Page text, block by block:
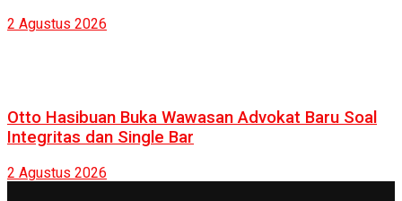
2 Agustus 2026
Otto Hasibuan Buka Wawasan Advokat Baru Soal
Integritas dan Single Bar
2 Agustus 2026